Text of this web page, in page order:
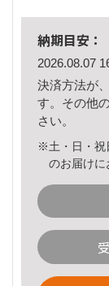
納期目安：
2026.08.07
決済方法が
す。その他
さい。
※土・日・祝
のお届けに